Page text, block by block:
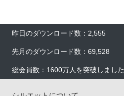
昨日のダウンロード数：2,555
先月のダウンロード数：69,528
総会員数：1600万人を突破しました